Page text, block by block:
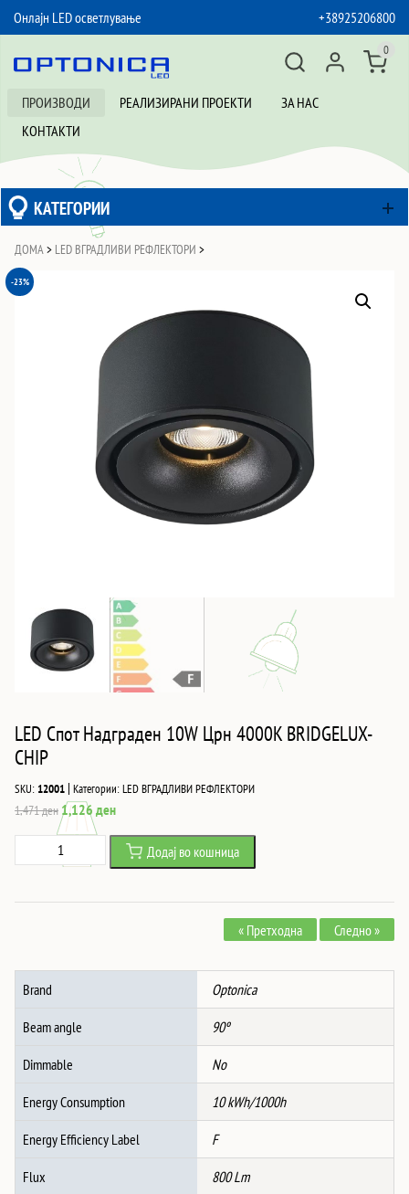
Онлајн LED осветлување
+38925206800
ПРОИЗВОДИ РЕАЛИЗИРАНИ ПРОЕКТИ
ЗА НАС
КОНТАКТИ
0
КАТЕГОРИИ
ДОМА > LED ВГРАДЛИВИ РЕФЛЕКТОРИ >
-23%
LED Спот Надграден 10W Црн 4000K BRIDGELUX-
CHIP
SKU:12001 | Категории:LED ВГРАДЛИВИ РЕФЛЕКТОРИ
1,471ден Original
price
was:
1,471 ден.
1,126 денCurrent
1,126 ден.
Спот
BRIDGELUX-
CHIP
количина
Додај во кошница
« Претходна Следно »
Brand Optonica
Beam angle 90º
Dimmable No
Energy Consumption 10 kWh/1000h
Energy Efficiency Label F
Flux 800 Lm